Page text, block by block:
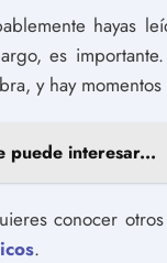
hayas
es
y hay
puede interesar...
conocer
.